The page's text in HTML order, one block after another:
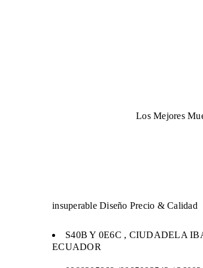
Los Mejores
insuperable Diseño Precio & Calidad
S40B Y 0E6C , CIUDADELA
ECUADOR